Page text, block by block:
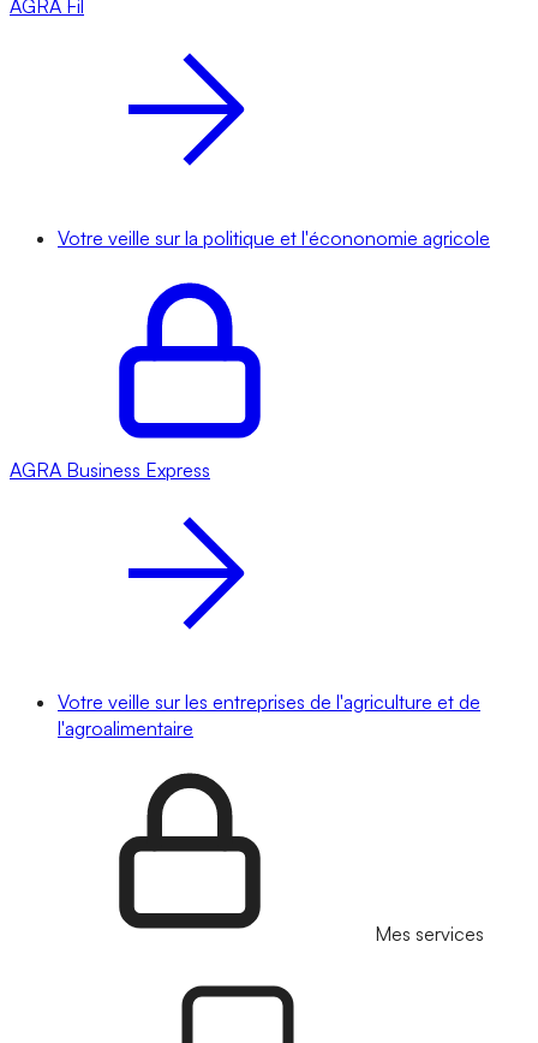
AGRA Fil
Votre veille sur la politique et l'écononomie agricole
AGRA Business Express
Votre veille sur les entreprises de l'agriculture et de
l'agroalimentaire
Mes services